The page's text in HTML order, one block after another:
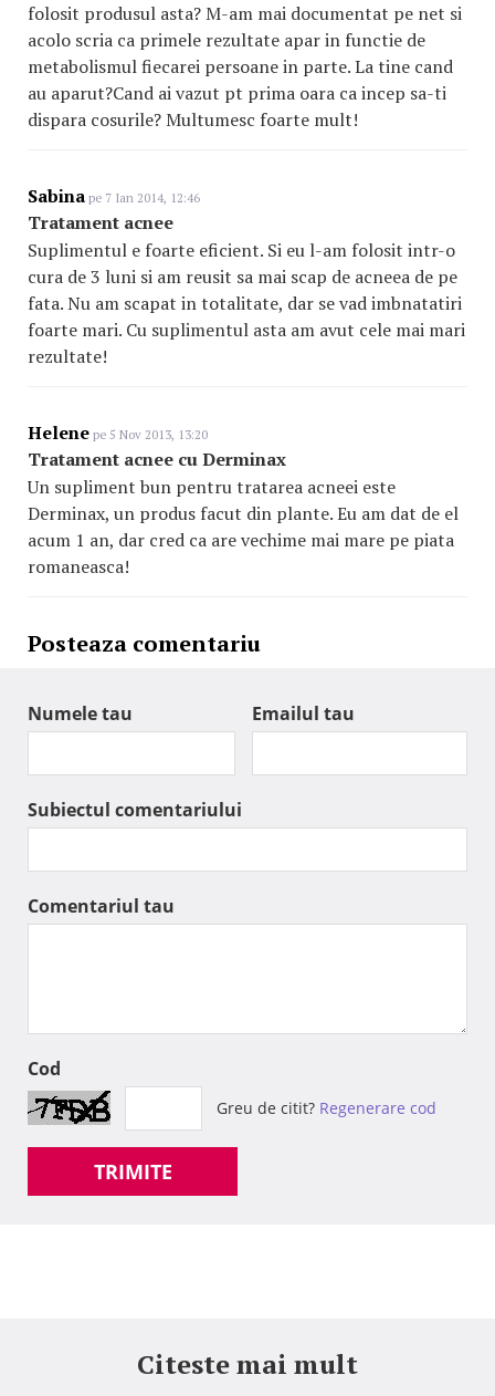
folosit produsul asta? M-am mai documentat pe net si
acolo scria ca primele rezultate apar in functie de
metabolismul fiecarei persoane in parte. La tine cand
au aparut?Cand ai vazut pt prima oara ca incep sa-ti
dispara cosurile? Multumesc foarte mult!
Sabina pe 7 Ian 2014, 12:46
Tratament acnee
Suplimentul e foarte eficient. Si eu l-am folosit intr-o
cura de 3 luni si am reusit sa mai scap de acneea de pe
fata. Nu am scapat in totalitate, dar se vad imbnatatiri
foarte mari. Cu suplimentul asta am avut cele mai mari
rezultate!
Helene pe 5 Nov 2013, 13:20
Tratament acnee cu Derminax
Un supliment bun pentru tratarea acneei este
Derminax, un produs facut din plante. Eu am dat de el
acum 1 an, dar cred ca are vechime mai mare pe piata
romaneasca!
Posteaza comentariu
Numele tau Emailul tau
Subiectul comentariului
Comentariul tau
Cod
Greu de citit? Regenerare cod
TRIMITE
Citeste mai mult